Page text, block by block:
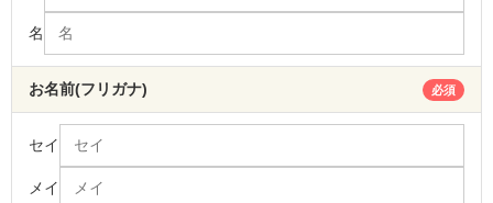
名
お名前(フリガナ) 必須
セイ
メイ